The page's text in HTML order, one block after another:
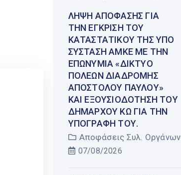
ΛΉΨΗ ΑΠΌΦΑΣΗΣ ΓΙΑ
ΤΗΝ ΈΓΚΡΙΣΗ ΤΟΥ
ΚΑΤΑΣΤΑΤΙΚΟΎ ΤΗΣ ΥΠΌ
ΣΎΣΤΑΣΗ ΑΜΚΕ ΜΕ ΤΗΝ
ΕΠΩΝΥΜΊΑ «ΔΊΚΤΥΟ
ΠΌΛΕΩΝ ΔΙΑΔΡΟΜΉΣ
ΑΠΟΣΤΌΛΟΥ ΠΑΎΛΟΥ»
ΚΑΙ ΕΞΟΥΣΙΟΔΌΤΗΣΗ ΤΟΥ
ΔΗΜΆΡΧΟΥ ΚΩ ΓΙΑ ΤΗΝ
ΥΠΟΓΡΑΦΉ ΤΟΥ.
Αποφάσεις Συλ. Οργάνων
07/08/2026